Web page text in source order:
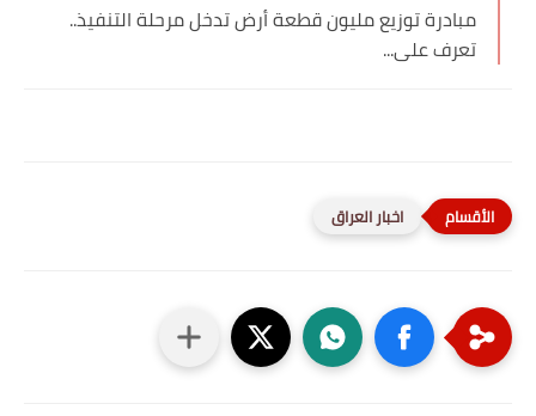
مبادرة توزيع مليون قطعة أرض تدخل مرحلة التنفيذ..
تعرف على...
اخبار العراق